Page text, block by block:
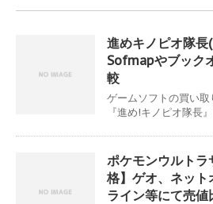
進めキノピオ隊長
Sofmapやブック
較
ゲームソフトの買い
『進め!キノピオ隊長
ポケモンウルト
格】ゲオ、ネッ
ライン等にて売値